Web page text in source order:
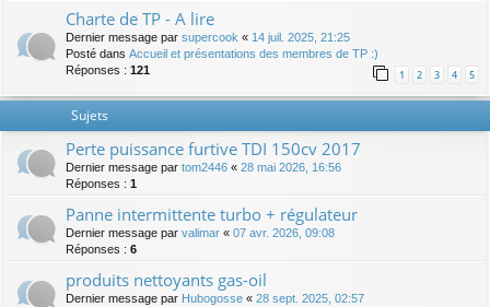
Charte de TP - A lire
Dernier message par supercook « 14 juil. 2025, 21:25
Posté dans Accueil et présentations des membres de TP :)
Réponses : 121 1 2 3 4 5
Sujets
Perte puissance furtive TDI 150cv 2017
Dernier message par tom2446 « 28 mai 2026, 16:56
Réponses : 1
Panne intermittente turbo + régulateur
Dernier message par valimar « 07 avr. 2026, 09:08
Réponses : 6
produits nettoyants gas-oil
Dernier message par Hubogosse « 28 sept. 2025, 02:57